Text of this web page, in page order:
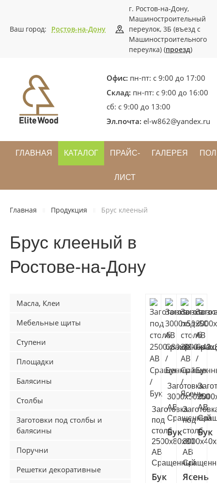
Ваш город: Ростов-на-Дону
г. Ростов-на-Дону,
Машиностроительный
переулок, 3Б (въезд с
Машиностроительного
переулка) (проезд)
Офис: пн-пт: с 9:00 до 17:00
Склад: пн-пт: с 9:00 до 16:00
сб: с 9:00 до 13:00
Эл.почта: el-w862@yandex.ru
ГЛАВНАЯ КАТАЛОГ ПРАЙС-
ЛИСТ
ГАЛЕРЕЯ
Главная Продукция Брус клееный
Брус клееный в
Ростове-на-Дону
Масла, Клеи
Мебельные щиты
Ступени
Площадки
Балясины
Столбы
Заготовки под столбы и
балясины
Поручни
Решетки декоративные
Заготовка
под
столб
2500х80х80
АВ
Сращенный
Бук
Заготовка
3000х50х50
АВ
Сращенный
Бук
под
столб
АВ
Ясень
АВ
Бук